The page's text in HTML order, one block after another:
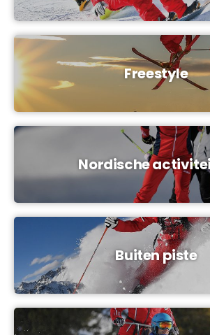
Freestyle
Nordische
Buiten piste